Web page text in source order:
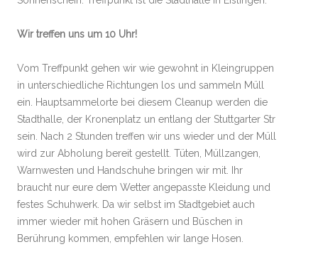
Wir treffen uns um 10 Uhr!
Vom Treffpunkt gehen wir wie gewohnt in Kleingruppen
in unterschiedliche Richtungen los und sammeln Müll
ein. Hauptsammelorte bei diesem Cleanup werden die
Stadthalle, der Kronenplatz un entlang der Stuttgarter Str
sein. Nach 2 Stunden treffen wir uns wieder und der Müll
wird zur Abholung bereit gestellt. Tüten, Müllzangen,
Warnwesten und Handschuhe bringen wir mit. Ihr
braucht nur eure dem Wetter angepasste Kleidung und
festes Schuhwerk. Da wir selbst im Stadtgebiet auch
immer wieder mit hohen Gräsern und Büschen in
Berührung kommen, empfehlen wir lange Hosen.